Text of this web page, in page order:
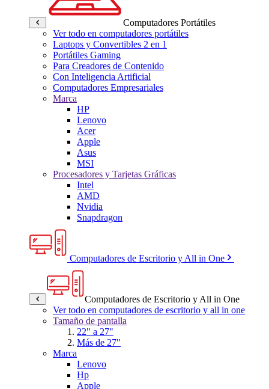
Computadores Portátiles
Ver todo en computadores portátiles
Laptops y Convertibles 2 en 1
Portátiles Gaming
Para Creadores de Contenido
Con Inteligencia Artificial
Computadores Empresariales
Marca
HP
Lenovo
Acer
Apple
Asus
MSI
Procesadores y Tarjetas Gráficas
Intel
AMD
Nvidia
Snapdragon
Computadores de Escritorio y All in One
Computadores de Escritorio y All in One
Ver todo en computadores de escritorio y all in one
Tamaño de pantalla
22" a 27"
Más de 27"
Marca
Lenovo
Hp
Apple